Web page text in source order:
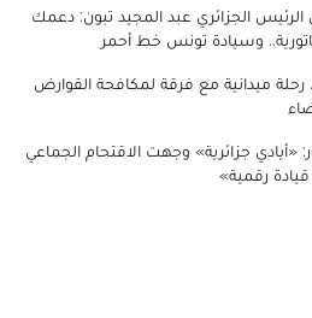
الجزائري عبد المجيد تبون: دعمك
وسيادة تونس خط أحمر
ميدانية مع فرقة لمكافحة القوارض
جزائرية» وجهت الاقتحام الجماعي
رقمية»